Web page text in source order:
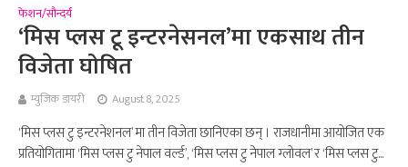
फेशन/सौन्दर्य
‘मिस प्लस टू इन्टरनेसनल’मा एकसाथ तीन
विजेता घोषित
म्युजिक डायरी August 8, 2025
‘मिस प्लस टु इन्टरनेशनल’ मा तीन विजेता छानिएका छन् । राजधानीमा आयोजित एक
प्रतियोगितामा ‘मिस प्लस टु नेपाल वर्ल्ड’, ‘मिस प्लस टु नेपाल ग्लोवल’ र ‘मिस प्लस टु...